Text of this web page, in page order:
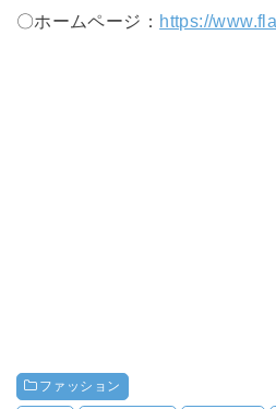
〇ホームページ： https://
ファッション